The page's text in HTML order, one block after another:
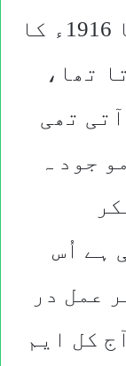
پرانا ریٹ بحا ل کیا گیا 1916ء کا
تھا،
تھی
جود ہ
ہے اُس
عمل در
کل ایم